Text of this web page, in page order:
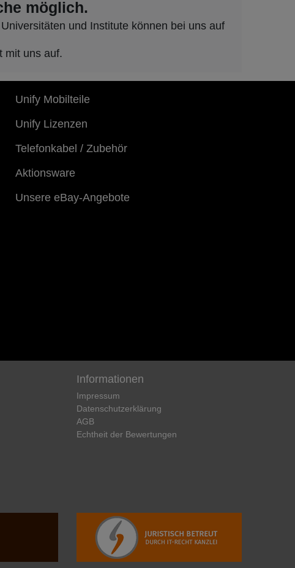
möglich.
und Institute können bei uns auf
mit uns auf.
Unify Mobilteile
Unify Lizenzen
Telefonkabel / Zubehör
Aktionsware
Unsere eBay-Angebote
Informationen
Impressum
Daten­schutz­erklärung
AGB
Echtheit der Bewertungen